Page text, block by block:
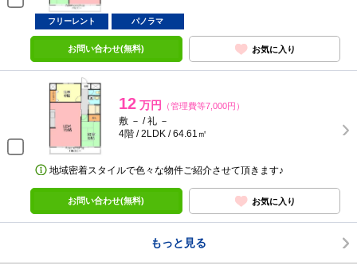
フリーレント パノラマ
お問い合わせ(無料) お気に入り
12 万円 （管理費等7,000円）
敷 － / 礼 －
4階 / 2LDK / 64.61㎡
地域密着スタイルで色々な物件ご紹介させて頂きます♪
お問い合わせ(無料) お気に入り
もっと見る